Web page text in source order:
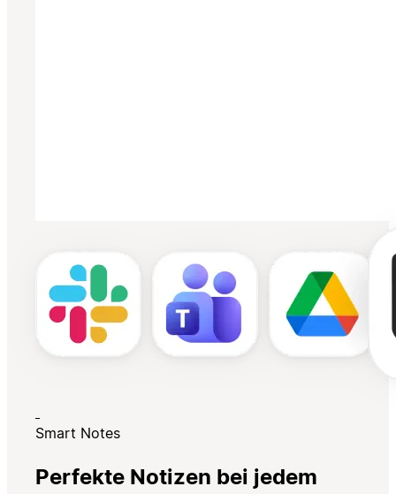
Smart Notes
Perfekte Notizen bei jedem